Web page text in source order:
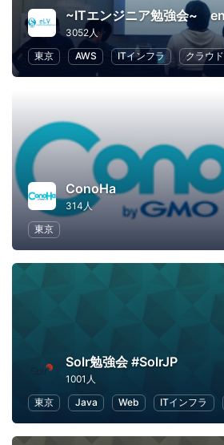
3052人
東京
AWS ITインフラ クラウド
ConoHa
314人
東京
Solr勉強会 #SolrJP
1001人
東京
Java Web ITインフラ